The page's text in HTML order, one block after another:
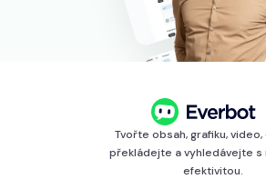
Tvořte obsah, grafiku,
překládejte a vyhledávejte s
efektivitou.